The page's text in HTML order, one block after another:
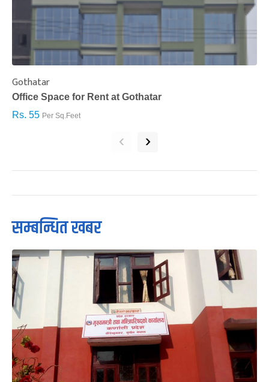
Gothatar
Office Space for Rent at Gothatar
Rs. 55 Per Sq.Feet
‹ ›
सम्बन्धित खबर